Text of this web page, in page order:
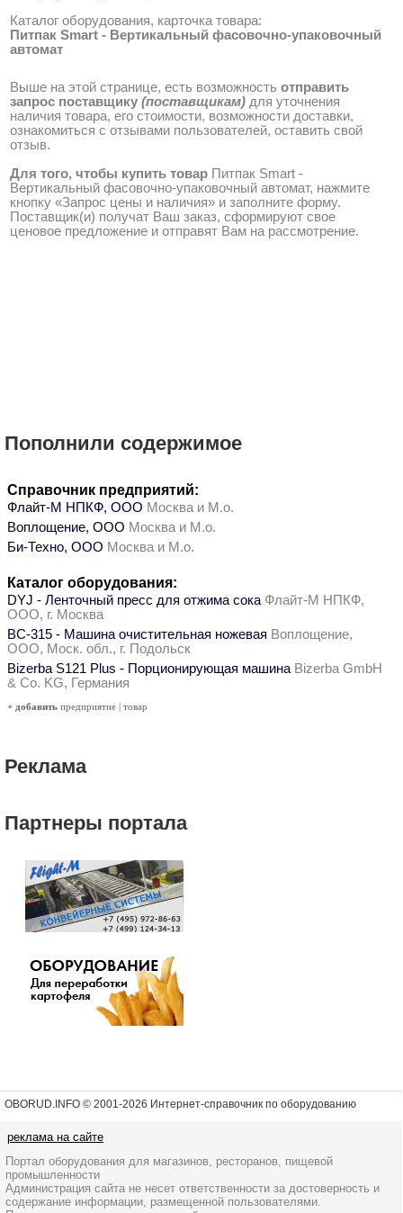
Каталог оборудования, карточка товара:
Питпак Smart - Вертикальный фасовочно-упаковочный
автомат
Выше на этой странице, есть возможность отправить
запрос поставщику (поставщикам) для уточнения
наличия товара, его стоимости, возможности доставки,
ознакомиться с отзывами пользователей, оставить свой
отзыв.
Для того, чтобы купить товар Питпак Smart -
Вертикальный фасовочно-упаковочный автомат, нажмите
кнопку «Запрос цены и наличия» и заполните форму.
Поставщик(и) получат Ваш заказ, сформируют свое
ценовое предложение и отправят Вам на рассмотрение.
Пополнили содержимое
Справочник предприятий:
Флайт-М НПКФ, ООО Москва и М.о.
Воплощение, ООО Москва и М.о.
Би-Техно, ООО Москва и М.о.
Каталог оборудования:
DYJ - Ленточный пресс для отжима сока Флайт-М НПКФ,
ООО, г. Москва
ВС-315 - Машина очистительная ножевая Воплощение,
ООО, Моск. обл., г. Подольск
Bizerba S121 Plus - Порционирующая машина Bizerba GmbH
& Co. KG, Германия
+ добавить предприятие | товар
Реклама
Партнеры портала
OBORUD.INFO © 2001-2026 Интернет-справочник по оборудованию
реклама на сайте
Портал оборудования для магазинов, ресторанов, пищевой
промышленности
Администрация сайта не несет ответственности за достоверность и
содержание информации, размещенной пользователями.